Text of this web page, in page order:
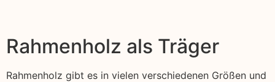
Rahmenholz als Träger
Rahmenholz gibt es in vielen verschiedenen Größen und